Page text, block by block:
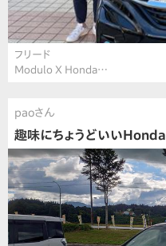
フリード
Modulo X Honda…
paoさん
趣味にちょうどいいHonda